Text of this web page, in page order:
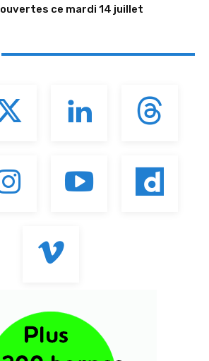
ouvertes ce mardi 14 juillet